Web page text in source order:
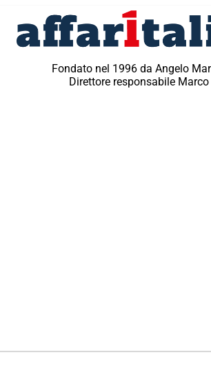
Fondato nel 1996 da Angelo
Direttore responsabile